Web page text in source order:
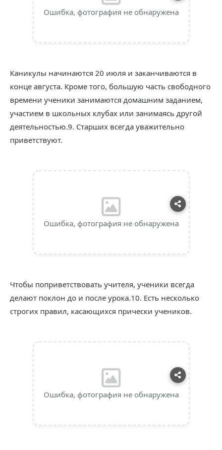
Ошибка, фотография не обнаружена
Каникулы начинаются 20 июля и заканчиваются в
конце августа. Кроме того, большую часть свободного
времени ученики занимаются домашним заданием,
участием в школьных клубах или занимаясь другой
деятельностью.9. Старших всегда уважительно
приветствуют.
Ошибка, фотография не обнаружена
Чтобы поприветствовать учителя, ученики всегда
делают поклон до и после урока.10. Есть несколько
строгих правил, касающихся прически учеников.
Ошибка, фотография не обнаружена